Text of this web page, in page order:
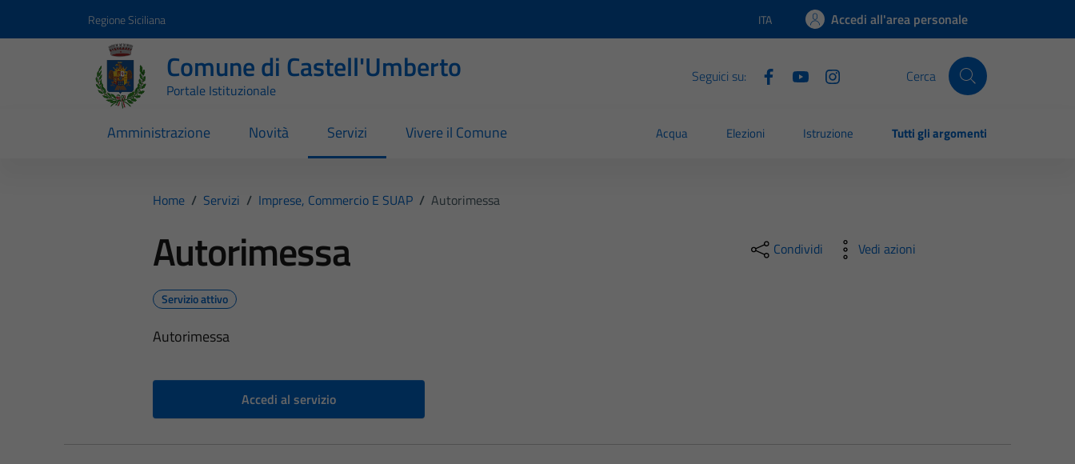
Regione Siciliana Lingua attiva:
ITA Accedi all'area personale
Comune di Castell'Umberto
Portale Istituzionale
Seguici su: Cerca
Amministrazione Novità Servizi Vivere il Comune Acqua Elezioni Istruzione Tutti gli argomenti
Home / Servizi / Imprese, Commercio E SUAP / Autorimessa
Autorimessa
Servizio attivo
Autorimessa
Accedi al servizio
Condividi Vedi azioni